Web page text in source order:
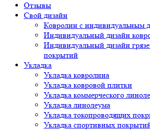
Отзывы
Свой дизайн
Ковролин с индивидуальным
Индивидуальный дизайн
Индивидуальный дизайн
покрытий
Укладка
Укладка ковролина
Укладка ковровой плитки
Укладка коммерческого
Укладка линолеума
Укладка токопроводящих
Укладка спортивных